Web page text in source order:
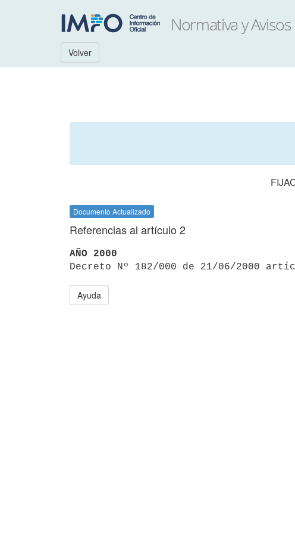
Volver
Documento Actualizado
Referencias al artículo 2
AÑO 2000
Decreto Nº 182/000 de 21/06/2000
Ayuda